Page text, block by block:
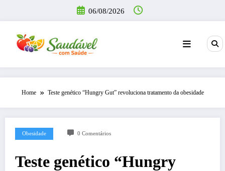
o
conteúdo
06/08/2026
Home Teste genético “Hungry Gut” revoluciona tratamento da obesidade
Obesidade 0 Comentários
Teste genético “Hungry